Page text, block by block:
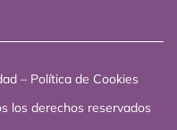
– Política de Cookies
los derechos reservados